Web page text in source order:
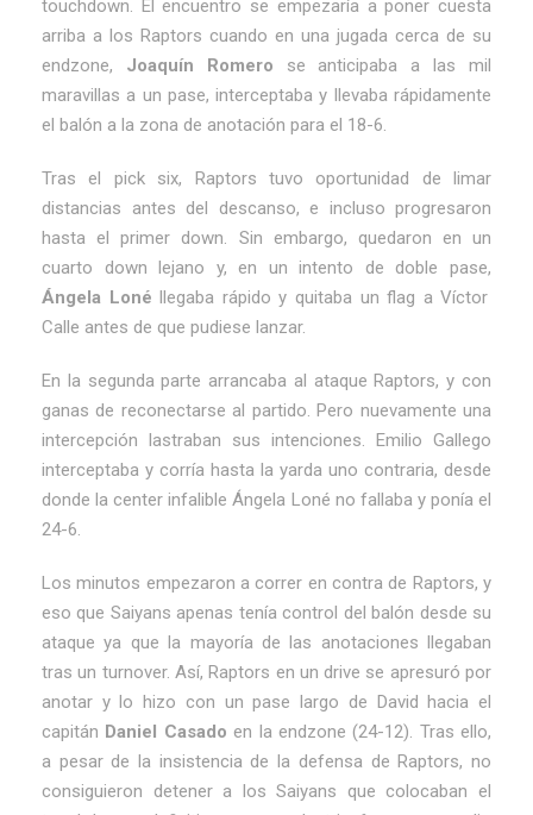
touchdown. El encuentro se empezaría a poner cuesta
arriba a los Raptors cuando en una jugada cerca de su
endzone, Joaquín Romero se anticipaba a las mil
maravillas a un pase, interceptaba y llevaba rápidamente
el balón a la zona de anotación para el 18-6.
Tras el pick six, Raptors tuvo oportunidad de limar
distancias antes del descanso, e incluso progresaron
hasta el primer down. Sin embargo, quedaron en un
cuarto down lejano y, en un intento de doble pase,
Ángela Loné llegaba rápido y quitaba un flag a Víctor
Calle antes de que pudiese lanzar.
En la segunda parte arrancaba al ataque Raptors, y con
ganas de reconectarse al partido. Pero nuevamente una
intercepción lastraban sus intenciones. Emilio Gallego
interceptaba y corría hasta la yarda uno contraria, desde
donde la center infalible Ángela Loné no fallaba y ponía el
24-6.
Los minutos empezaron a correr en contra de Raptors, y
eso que Saiyans apenas tenía control del balón desde su
ataque ya que la mayoría de las anotaciones llegaban
tras un turnover. Así, Raptors en un drive se apresuró por
anotar y lo hizo con un pase largo de David hacia el
capitán Daniel Casado en la endzone (24-12). Tras ello,
a pesar de la insistencia de la defensa de Raptors, no
consiguieron detener a los Saiyans que colocaban el